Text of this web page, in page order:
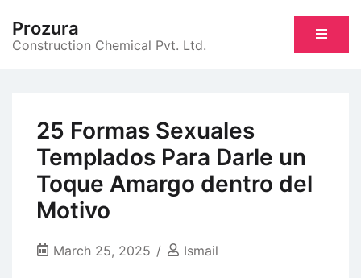
content
Prozura
Construction Chemical Pvt. Ltd.
25 Formas Sexuales
Templados Para Darle un
Toque Amargo dentro del
Motivo
March 25, 2025 Ismail